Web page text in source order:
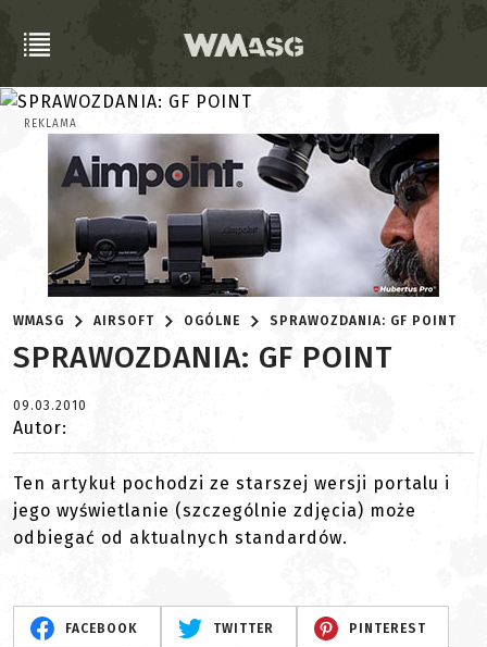
REKLAMA
WMASG AIRSOFT OGÓLNE SPRAWOZDANIA: GF POINT
SPRAWOZDANIA: GF POINT
09.03.2010
Autor:
Ten artykuł pochodzi ze starszej wersji portalu i
jego wyświetlanie (szczególnie zdjęcia) może
odbiegać od aktualnych standardów.
FACEBOOK TWITTER PINTEREST